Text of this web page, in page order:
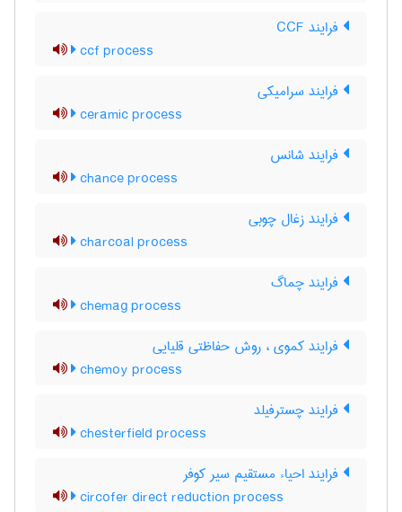
فرایند CCF
ccf process
فرایند سرامیکی
ceramic process
فرایند شانس
chance process
فرایند زغال چوبی
charcoal process
فرایند چماگ
chemag process
فرایند کموی ، روش حفاظتی قلیایی
chemoy process
فرایند چسترفیلد
chesterfield process
فرایند احیاء مستقیم سیر کوفر
circofer direct reduction process